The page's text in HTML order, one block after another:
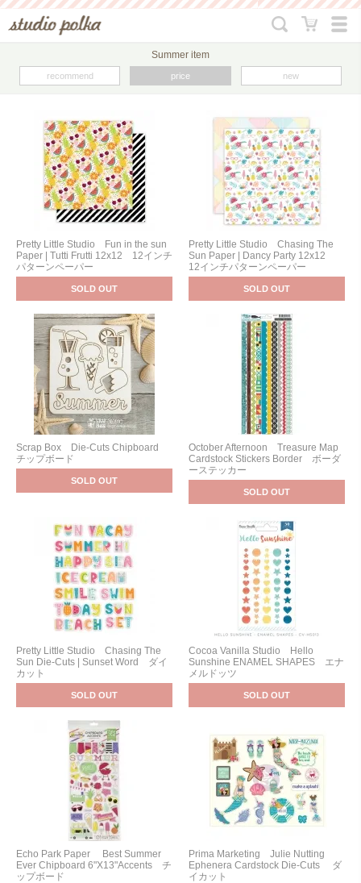
Summer item
recommend price new
Pretty Little Studio Fun in the sun
Paper | Tutti Frutti 12x12 12インチ
パターンペーパー
SOLD OUT
Pretty Little Studio Chasing The
Sun Paper | Dancy Party 12x12
12インチパターンペーパー
SOLD OUT
Scrap Box Die-Cuts Chipboard
チップボード
SOLD OUT
October Afternoon Treasure Map
Cardstock Stickers Border ボーダ
ーステッカー
SOLD OUT
Pretty Little Studio Chasing The
Sun Die-Cuts | Sunset Word ダイ
カット
SOLD OUT
Cocoa Vanilla Studio Hello
Sunshine ENAMEL SHAPES エナ
メルドッツ
SOLD OUT
Echo Park Paper Best Summer
Ever Chipboard 6"X13"Accents チ
ップボード
Prima Marketing Julie Nutting
Ephenera Cardstock Die-Cuts ダ
イカット